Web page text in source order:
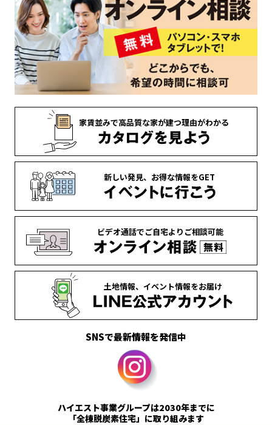
家賃並みで高品質な家が建つ理由がわかる
新しい発見、 お得な情報をGET
ビデオ通話でご自宅より ご相談可能
土地情報、 イベント情報をお届け
SNSで最新情報を発信中
ハイエスト事業グループは2030年までに
「全棟脱炭素住宅」に取り組みます